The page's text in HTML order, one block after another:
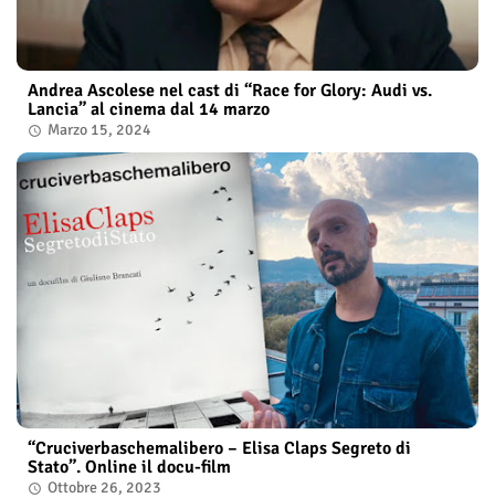
Andrea Ascolese nel cast di “Race for Glory: Audi vs.
Lancia” al cinema dal 14 marzo
Marzo 15, 2024
“Cruciverbaschemalibero – Elisa Claps Segreto di
Stato”. Online il docu-film
Ottobre 26, 2023